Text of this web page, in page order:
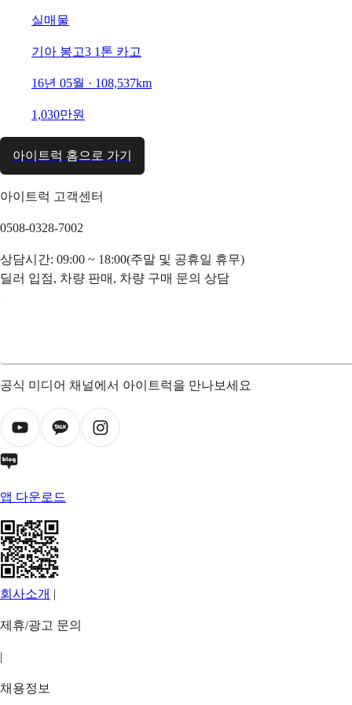
실매물
기아 봉고3 1톤 카고
16년 05월 · 108,537km
1,030만원
아이트럭 홈으로 가기
아이트럭 고객센터
0508-0328-7002
상담시간: 09:00 ~ 18:00(주말 및 공휴일 휴무)
딜러 입점, 차량 판매, 차량 구매 문의 상담
공식 미디어 채널에서 아이트럭을 만나보세요
앱 다운로드
회사소개 |
제휴/광고 문의
|
채용정보